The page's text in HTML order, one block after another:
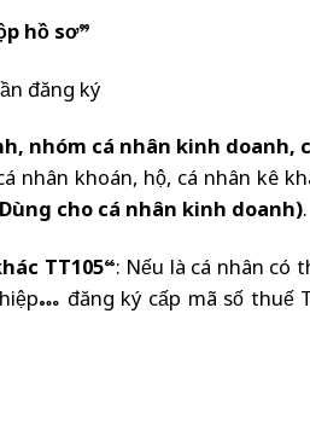
hồ sơ”
đăng ký
nhóm cá nhân kinh doanh,
nhân khoán, hộ, cá nhân kê
cho cá nhân kinh doanh).
TT105“: Nếu là cá nhân có
đăng ký cấp mã số thuế